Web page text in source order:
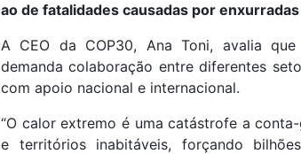
ao de fatalidades causadas por
A CEO da COP30, Ana Toni, avalia
demanda colaboração entre diferentes
com apoio nacional e internacional.
“O calor extremo é uma catástrofe a
e territórios inabitáveis, forçando